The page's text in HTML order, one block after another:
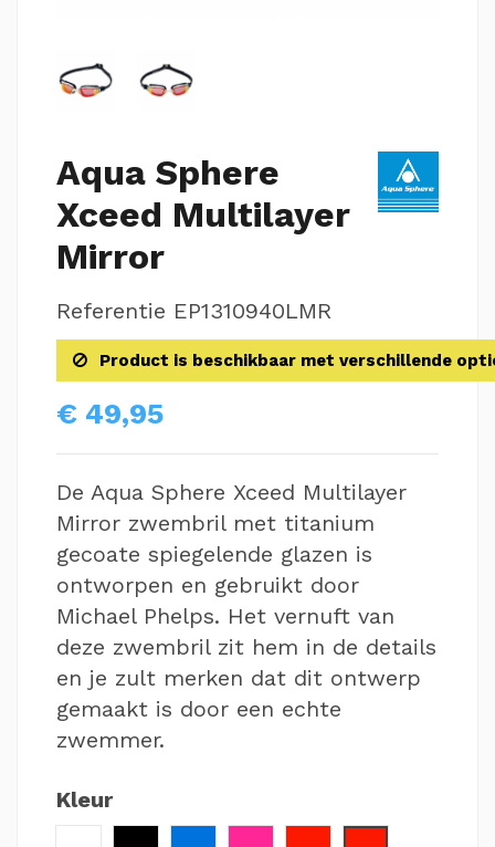
Aqua Sphere
Xceed Multilayer
Mirror
Referentie EP1310940LMR
Product is beschikbaar met verschillende
€ 49,95
De Aqua Sphere Xceed Multilayer
Mirror zwembril met titanium
gecoate spiegelende glazen is
ontworpen en gebruikt door
Michael Phelps. Het vernuft van
deze zwembril zit hem in de details
en je zult merken dat dit ontwerp
gemaakt is door een echte
zwemmer.
Kleur